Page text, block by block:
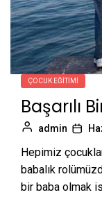
ÇOCUK EĞITIMI
Başarılı
admin
Hepimiz
babalık
bir baba olmak